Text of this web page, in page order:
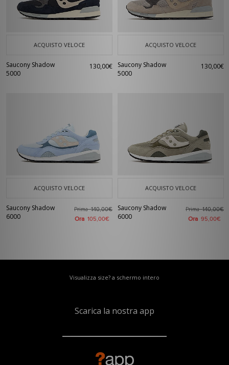
ACQUISTO VELOCE
Saucony Shadow
5000
130,00€
ACQUISTO VELOCE
Saucony Shadow
5000
130,00€
ACQUISTO VELOCE
Saucony Shadow
6000
Prima140,00€
Ora 105,00€
ACQUISTO VELOCE
Saucony Shadow
6000
Prima140,00€
Ora 95,00€
Visualizza size? a schermo intero
Scarica la nostra app